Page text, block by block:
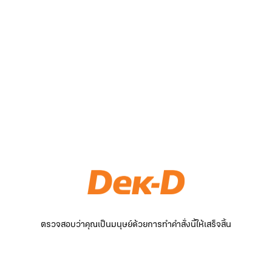
ตรวจสอบว่าคุณเป็นมนุษย์ด้วยการทำคำสั่งนี้ให้เสร็จสิ้น